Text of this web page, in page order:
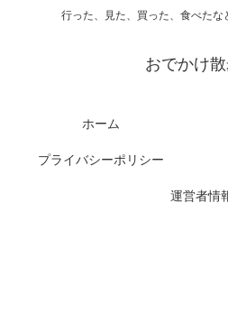
行った、見た、買った、食べたな
おでかけ
ホーム
プライバシーポリシー
運営者情